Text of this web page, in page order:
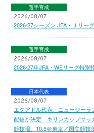
選手育成
2026/08/07
2026/27シーズン JFA・Ｊリー
選手育成
2026/08/07
2026/27年JFA・WEリーグ特
日本代表
2026/08/07
エクアドル代表、ニュージー
配信が決定 キリンカップサッ
競技場、10.5＠東京／国立競技